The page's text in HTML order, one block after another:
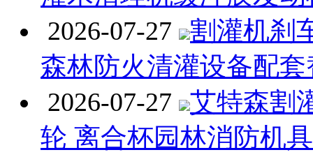
2026-07-27
割灌机刹
森林防火清灌设备配
2026-07-27
艾特森割
轮 离合杯园林消防机